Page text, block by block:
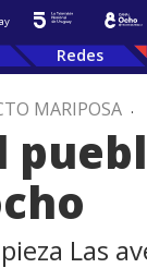
Redes
MARIPOSA .
Las